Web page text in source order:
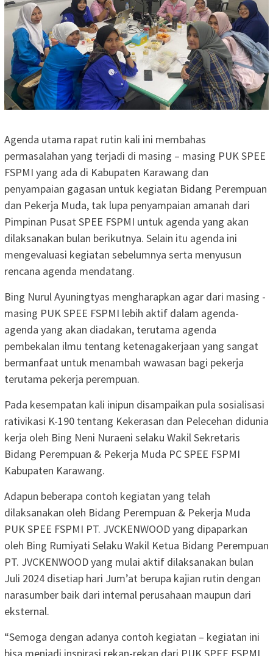
Agenda utama rapat rutin kali ini membahas
permasalahan yang terjadi di masing – masing PUK SPEE
FSPMI yang ada di Kabupaten Karawang dan
penyampaian gagasan untuk kegiatan Bidang Perempuan
dan Pekerja Muda, tak lupa penyampaian amanah dari
Pimpinan Pusat SPEE FSPMI untuk agenda yang akan
dilaksanakan bulan berikutnya. Selain itu agenda ini
mengevaluasi kegiatan sebelumnya serta menyusun
rencana agenda mendatang.
Bing Nurul Ayuningtyas mengharapkan agar dari masing -
masing PUK SPEE FSPMI lebih aktif dalam agenda-
agenda yang akan diadakan, terutama agenda
pembekalan ilmu tentang ketenagakerjaan yang sangat
bermanfaat untuk menambah wawasan bagi pekerja
terutama pekerja perempuan.
Pada kesempatan kali inipun disampaikan pula sosialisasi
rativikasi K-190 tentang Kekerasan dan Pelecehan didunia
kerja oleh Bing Neni Nuraeni selaku Wakil Sekretaris
Bidang Perempuan & Pekerja Muda PC SPEE FSPMI
Kabupaten Karawang.
Adapun beberapa contoh kegiatan yang telah
dilaksanakan oleh Bidang Perempuan & Pekerja Muda
PUK SPEE FSPMI PT. JVCKENWOOD yang dipaparkan
oleh Bing Rumiyati Selaku Wakil Ketua Bidang Perempuan
PT. JVCKENWOOD yang mulai aktif dilaksanakan bulan
Juli 2024 disetiap hari Jum’at berupa kajian rutin dengan
narasumber baik dari internal perusahaan maupun dari
eksternal.
“Semoga dengan adanya contoh kegiatan – kegiatan ini
bisa menjadi inspirasi rekan-rekan dari PUK SPEE FSPMI